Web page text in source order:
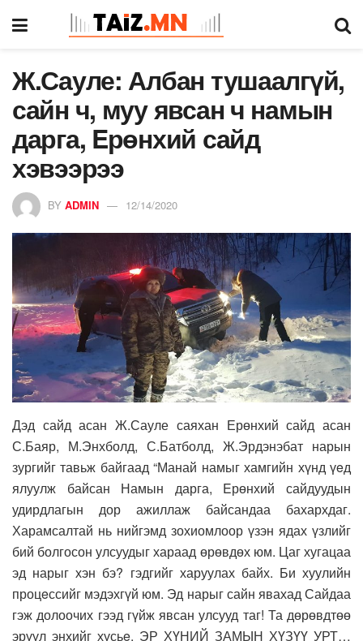
Ж.Сауле: Албан тушаалгүй,
сайн ч, муу явсан ч намын
дарга, Eрөнхий сайд
хэвээрээ
BY ADMIN 12/14/2020
Дэд сайд асан Ж.Сауле саяхан Ерөнхий сайд асан
С.Баяр, М.Энхболд, С.Батболд, Ж.Эрдэнэбат нарын
зургийг тавьж байгаад “Манай намыг хамгийн хүнд үeд
ялуулж байсан Намын дарга, Eрөнхий сайдуудын
удирдлагын дор ажиллаж байсандаа бахархдаг.
Харамсалтай нь нийгэмд зохиомлоор үзэн ядах үзлийг
бий болгосон улсуудыг хараад өрөвдөх юм. Цаг хугацаа
эд нарыг хэн бэ? гэдгийг харуулах байх. Би хуулийн
процeссийг мэдэхгүй юм. Эд нарыг сайн явахад Сайдаа
гэж долоочих гээд гүйж явсан улсууд таг! Та дөрөвдтөө
эрүүл энхийг хүсьe. ЭР ХҮНИЙ ЗАМЫН ХҮЗҮҮ УРТ…